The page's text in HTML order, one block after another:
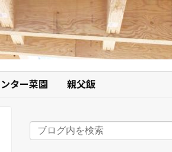
ター菜園 親父飯